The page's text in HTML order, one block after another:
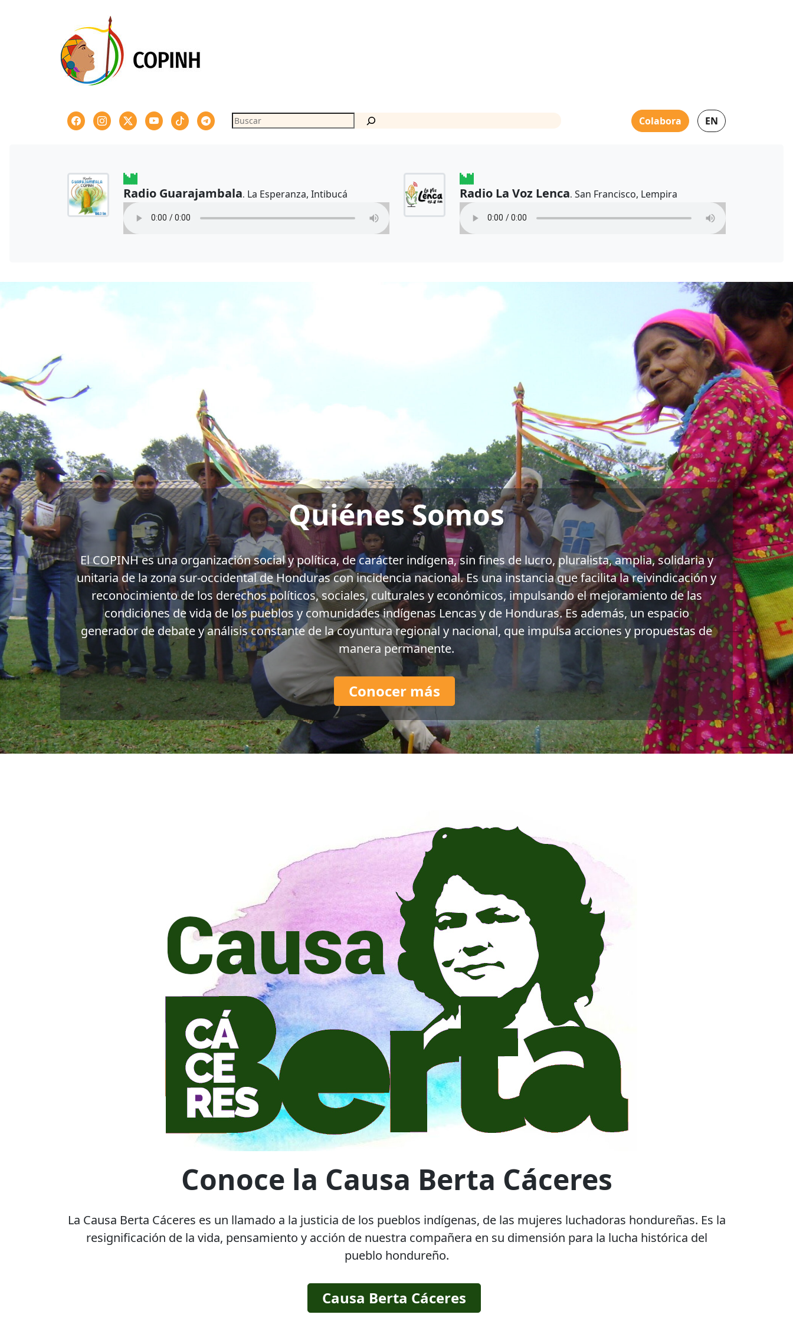
Buscar Colabora EN
Radio Guarajambala. La Esperanza, Intibucá Radio La Voz Lenca. San Francisco, Lempira
Quiénes Somos
El COPINH es una organización social y política, de carácter indígena, sin fines de lucro, pluralista, amplia, solidaria y
unitaria de la zona sur-occidental de Honduras con incidencia nacional. Es una instancia que facilita la reivindicación y
reconocimiento de los derechos políticos, sociales, culturales y económicos, impulsando el mejoramiento de las
condiciones de vida de los pueblos y comunidades indígenas Lencas y de Honduras. Es además, un espacio
generador de debate y análisis constante de la coyuntura regional y nacional, que impulsa acciones y propuestas de
manera permanente.
Conocer más
Conoce la Causa Berta Cáceres
La Causa Berta Cáceres es un llamado a la justicia de los pueblos indígenas, de las mujeres luchadoras hondureñas. Es la
resignificación de la vida, pensamiento y acción de nuestra compañera en su dimensión para la lucha histórica del
pueblo hondureño.
Causa Berta Cáceres